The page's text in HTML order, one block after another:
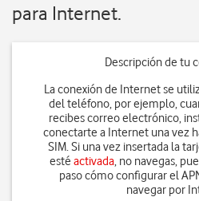
para Internet.
Descripción de tu
La conexión de Internet se
del teléfono, por ejemplo,
recibes correo electrónico,
conectarte a Internet una vez
SIM. Si una vez insertada la
estéactivada, no navegas,
paso cómo configurar el
navegar por